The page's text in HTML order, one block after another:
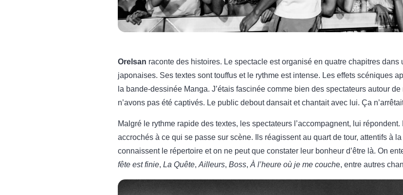
Orelsan raconte des histoires. Le spectacle est organisé en quatre chapitres
japonaises. Ses textes sont touffus et le rythme est intense. Les effets scéniques
la bande-dessinée Manga. J’étais fascinée comme bien des spectateurs autour
n’avons pas été captivés. Le public debout dansait et chantait avec lui. Ça
Malgré le rythme rapide des textes, les spectateurs l’accompagnent, lui
accrochés à ce qui se passe sur scène. Ils réagissent au quart de tour, attentifs à
connaissent le répertoire et on ne peut que constater leur bonheur d’être là. On
fête est finie, La Quête, Ailleurs, Boss, À l’heure où je me couche, entre autres